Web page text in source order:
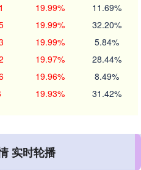
19.99% 11.69%
19.99% 32.20%
19.99% 5.84%
19.97% 28.44%
19.96% 8.49%
19.93% 31.42%
实时轮播